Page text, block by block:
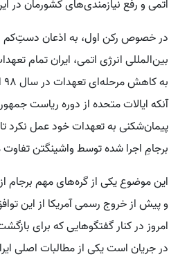
اتمی و رفع نیازمندی‌های کشورمان در
بین‌المللی انرژی اتمی، ایران تمام
آنکه ایالات متحده از دوره ریاست
پیمان‌شکنی به تعهدات خود عمل نکرد تا
برجامِ اجرا شده توسط واشینگتن تفاوت
این موضوع یکی از گره‌های مهم برجام
و پیش از خروج رسمی آمریکا از این
امروز در کنار گفتگوهایی که برای
در جریان است یکی از مطالبات اصلی